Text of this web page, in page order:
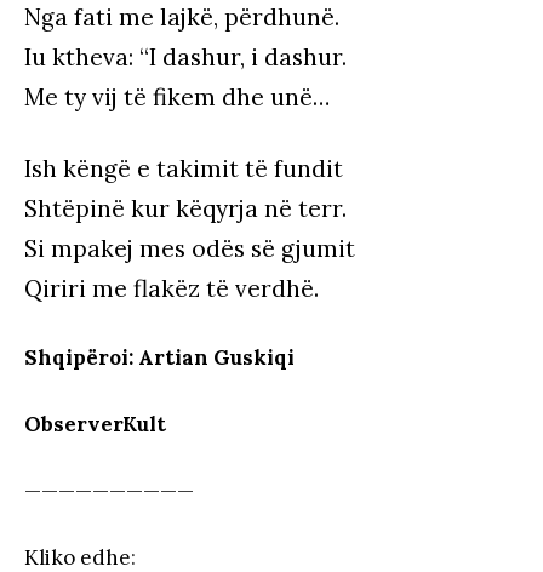
Nga fati me lajkë, përdhunë.
Iu ktheva: “I dashur, i dashur.
Me ty vij të fikem dhe unë…
Ish këngë e takimit të fundit
Shtëpinë kur këqyrja në terr.
Si mpakej mes odës së gjumit
Qiriri me flakëz të verdhë.
Shqipëroi: Artian Guskiqi
ObserverKult
——————————
Kliko edhe: